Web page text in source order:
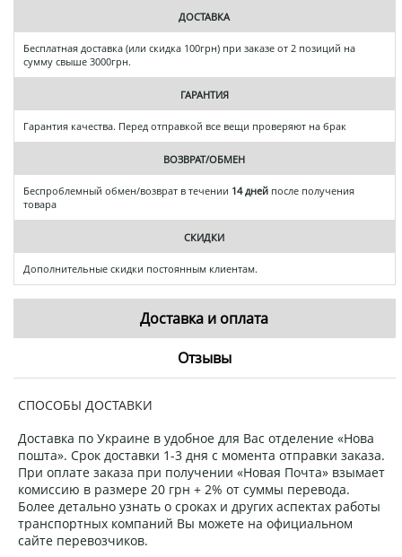
ДОСТАВКА
Бесплатная доставка (или скидка 100грн) при заказе от 2 позиций на
сумму свыше 3000грн.
ГАРАНТИЯ
Гарантия качества. Перед отправкой все вещи проверяют на брак
ВОЗВРАТ/ОБМЕН
Беспроблемный обмен/возврат в течении 14 дней после получения
товара
СКИДКИ
Дополнительные скидки постоянным клиентам.
Доставка и оплата
Отзывы
СПОСОБЫ ДОСТАВКИ
Доставка по Украине в удобное для Вас отделение «Нова
пошта». Срок доставки 1-3 дня с момента отправки заказа.
При оплате заказа при получении «Новая Почта» взымает
комиссию в размере 20 грн + 2% от суммы перевода.
Более детально узнать о сроках и других аспектах работы
транспортных компаний Вы можете на официальном
сайте перевозчиков.